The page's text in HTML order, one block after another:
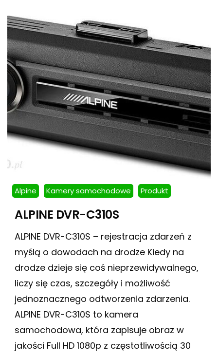
Alpine Kamery samochodowe Produkt
ALPINE DVR-C310S
ALPINE DVR-C310S – rejestracja zdarzeń z
myślą o dowodach na drodze Kiedy na
drodze dzieje się coś nieprzewidywalnego,
liczy się czas, szczegóły i możliwość
jednoznacznego odtworzenia zdarzenia.
ALPINE DVR-C310S to kamera
samochodowa, która zapisuje obraz w
jakości Full HD 1080p z częstotliwością 30